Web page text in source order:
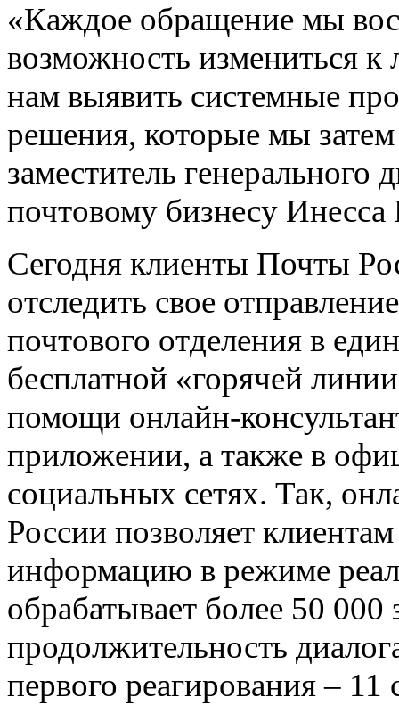
«Каждое обращение мы
возможность измениться
нам выявить системные
решения, которые мы
заместитель
почтовому бизнесу Инесса
Сегодня клиенты Почты
отследить свое
почтового отделения в
бесплатной «горячей
помощи онлайн-
приложении, а также в
социальных сетях. Так,
России позволяет
информацию в режиме
обрабатывает более 50
продолжительность
первого реагирования – 11